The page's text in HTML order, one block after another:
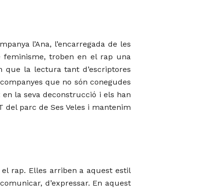
l’Ana, l’encarregada de les
feminisme, troben en el rap una
que la lectura tant d’escriptores
que no són conegudes
la seva deconstrucció i els han
parc de Ses Veles i mantenim
rap. Elles arriben a aquest estil
d’expressar. En aquest